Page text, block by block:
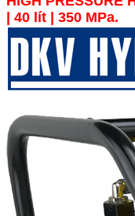
| 40 lít | 350 MPa.